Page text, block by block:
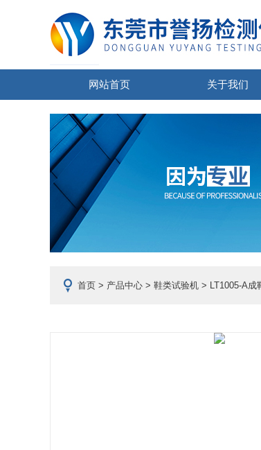
网站首页 关于我们
首页 > 产品中心 > 鞋类试验机 > LT1005-A